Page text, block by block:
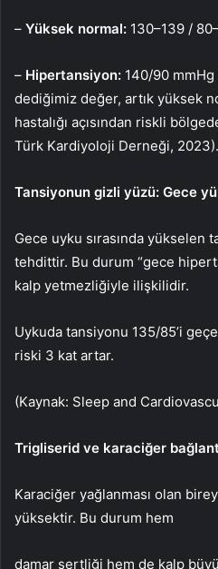
– Yüksek normal: 130–139 /
– Hipertansiyon: 140/90 mmHg
dediğimiz değer, artık yüksek
hastalığı açısından riskli
Türk Kardiyoloji Derneği, 2023).
Tansiyonun gizli yüzü: Gece
Gece uyku sırasında yükselen
tehdittir. Bu durum “gece
kalp yetmezliğiyle ilişkilidir.
Uykuda tansiyonu 135/85’i
riski 3 kat artar.
(Kaynak: Sleep and
Trigliserid ve karaciğer
Karaciğer yağlanması olan
yüksektir. Bu durum hem
damar sertliği hem de kalp